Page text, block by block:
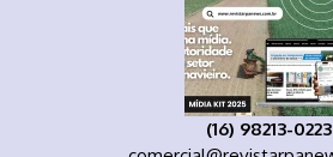
(16) 98213-0223